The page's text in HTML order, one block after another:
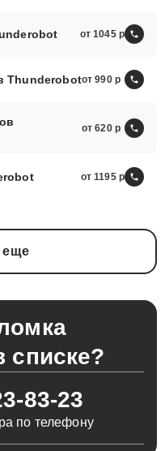
от 1045
Thunderobotот 990
от 620
от 1195
еще
списке?
83-23
по телефону